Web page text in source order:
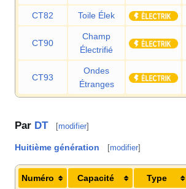
CT82 Toile Élek
CT90
Champ
Électrifié
CT93
Ondes
Étranges
Par DT [modifier]
Huitième génération [modifier]
Numéro Capacité Type